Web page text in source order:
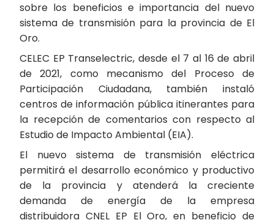
sobre los beneficios e importancia del nuevo
sistema de transmisión para la provincia de El
Oro.
CELEC EP Transelectric, desde el 7 al 16 de abril
de 2021, como mecanismo del Proceso de
Participación Ciudadana, también instaló
centros de información pública itinerantes para
la recepción de comentarios con respecto al
Estudio de Impacto Ambiental (EIA).
El nuevo sistema de transmisión eléctrica
permitirá el desarrollo económico y productivo
de la provincia y atenderá la creciente
demanda de energía de la empresa
distribuidora CNEL EP El Oro, en beneficio de